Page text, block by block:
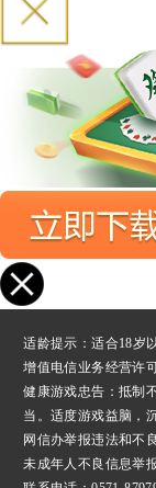
适龄提示：适合18岁
增值电信业务经营许
健康游戏忠告：抵制
当。适度游戏益脑，
网信办举报违法和不
未成年人不良信息举